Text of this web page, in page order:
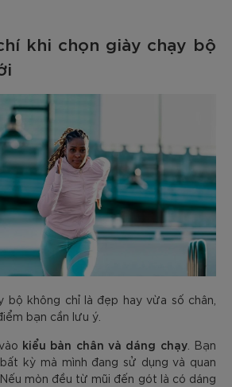
khi chọn giày chạy bộ
bộ không chỉ là đẹp hay vừa số chân,
bạn cần lưu ý.
kiểu bàn chân và dáng chạy. Bạn
kỳ mà mình đang sử dụng và quan
mòn đều từ mũi đến gót là có dáng